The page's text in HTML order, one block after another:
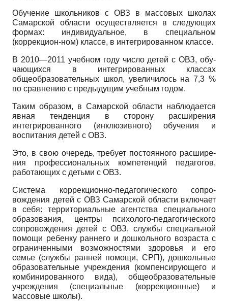
Обучение школьников с ОВЗ в массовых школах
Самарской области осуществляется в следующих
фор­мах: индивидуальное, в специальном
(коррекцион-ном) классе, в интегрированном классе.
В 2010—2011 учебном году число детей с ОВЗ, обу­
чающихся в интегрированных классах
общеобразова­тельных школ, увеличилось на 7,3 %
по сравнению с предыдущим учебным годом.
Таким образом, в Самарской области наблюдается
явная тенденция в сторону расширения
интегрирован­ного (инклюзивного) обучения и
воспитания детей с ОВЗ.
Это, в свою очередь, требует постоянного расшире­
ния профессиональных компетенций педагогов,
рабо­тающих с детьми с ОВЗ.
Система коррекционно-педагогического сопро­
вождения детей с ОВЗ Самарской области включает
в себя: территориальные агентства специального
обра­зования, центры психолого-педагогического
сопро­вождения детей с ОВЗ, службы специальной
помощи ребенку раннего и дошкольного возраста с
ограничен­ными возможностями здоровья и его
семье (службы ранней помощи, СРП), дошкольные
образовательные учреждения (компенсирующего и
комбинированного вида), общеобразовательные
учреждения (специаль­ные (коррекционные) и
массовые школы).